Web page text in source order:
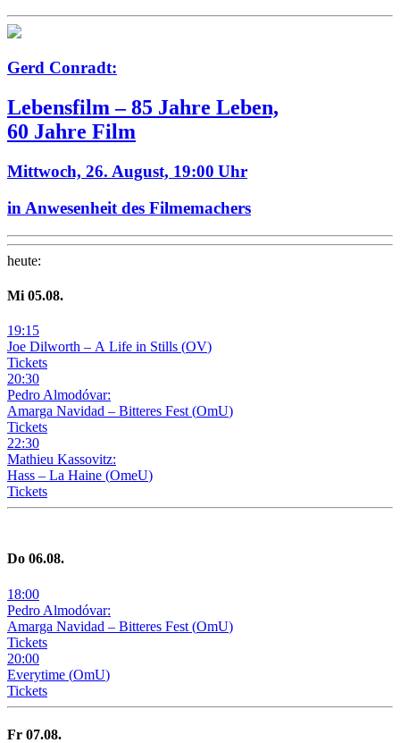
Gerd Conradt:
Lebensfilm – 85 Jahre Leben,
60 Jahre Film
Mittwoch, 26. August, 19:00 Uhr
in Anwesenheit des Filmemachers
heute:
Mi 05.08.
19:15
Joe Dilworth – A Life in Stills (OV)
Tickets
20:30
Pedro Almodóvar:
Amarga Navidad – Bitteres Fest (OmU)
Tickets
22:30
Mathieu Kassovitz:
Hass – La Haine (OmeU)
Tickets
Do 06.08.
18:00
Pedro Almodóvar:
Amarga Navidad – Bitteres Fest (OmU)
Tickets
20:00
Everytime (OmU)
Tickets
Fr 07.08.